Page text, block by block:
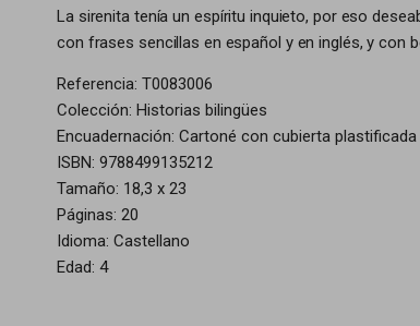
La sirenita tenía un espíritu inquieto, por eso
con frases sencillas en español y en inglés, y con
Referencia: T0083006
Colección: Historias bilingües
Encuadernación: Cartoné con cubierta
ISBN: 9788499135212
Tamaño: 18,3 x 23
Páginas: 20
Idioma: Castellano
Edad: 4